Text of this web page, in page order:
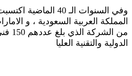
المملكة العربية السعودية ، و
الدولية والتقنية العليا